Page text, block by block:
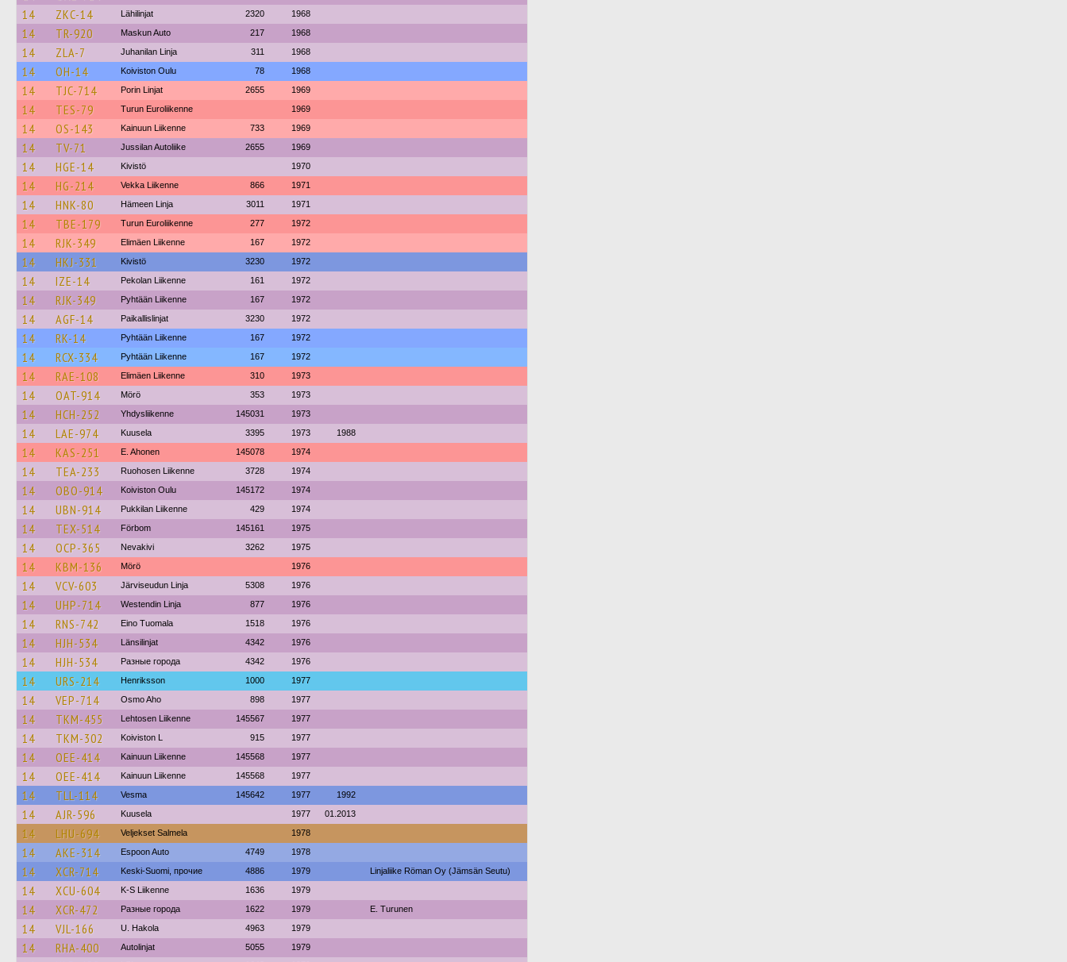
14 ZKC-14 Lähilinjat 2320 1968
14 TR-920 Maskun Auto 217 1968
14 ZLA-7 Juhanilan Linja 311 1968
14 OH-14 Koiviston Oulu 78 1968
14 TJC-714 Porin Linjat 2655 1969
14 TES-79 Turun Euroliikenne 1969
14 OS-143 Kainuun Liikenne 733 1969
14 TV-71 Jussilan Autoliike 2655 1969
14 HGE-14 Kivistö 1970
14 HG-214 Vekka Liikenne 866 1971
14 HNK-80 Hämeen Linja 3011 1971
14 TBE-179 Turun Euroliikenne 277 1972
14 RJK-349 Elimäen Liikenne 167 1972
14 HKJ-331 Kivistö 3230 1972
14 IZE-14 Pekolan Liikenne 161 1972
14 RJK-349 Pyhtään Liikenne 167 1972
14 AGF-14 Paikallislinjat 3230 1972
14 RK-14 Pyhtään Liikenne 167 1972
14 RCX-334 Pyhtään Liikenne 167 1972
14 RAE-108 Elimäen Liikenne 310 1973
14 OAT-914 Mörö 353 1973
14 HCH-252 Yhdysliikenne 145031 1973
14 LAE-974 Kuusela 3395 1973 1988
14 KAS-251 E. Ahonen 145078 1974
14 TEA-233 Ruohosen Liikenne 3728 1974
14 OBO-914 Koiviston Oulu 145172 1974
14 UBN-914 Pukkilan Liikenne 429 1974
14 TEX-514 Förbom 145161 1975
14 OCP-365 Nevakivi 3262 1975
14 KBM-136 Mörö 1976
14 VCV-603 Järviseudun Linja 5308 1976
14 UHP-714 Westendin Linja 877 1976
14 RNS-742 Eino Tuomala 1518 1976
14 HJH-534 Länsilinjat 4342 1976
14 HJH-534 Разные города 4342 1976
14 URS-214 Henriksson 1000 1977
14 VEP-714 Osmo Aho 898 1977
14 TKM-455 Lehtosen Liikenne 145567 1977
14 TKM-302 Koiviston L 915 1977
14 OEE-414 Kainuun Liikenne 145568 1977
14 OEE-414 Kainuun Liikenne 145568 1977
14 TLL-114 Vesma 145642 1977 1992
14 AJR-596 Kuusela 1977 01.2013
14 LHU-694 Veljekset Salmela 1978
14 AKE-314 Espoon Auto 4749 1978
14 XCR-714 Keski-Suomi, прочие 4886 1979 Linjaliike Röman Oy (Jämsän Seutu)
14 XCU-604 K-S Liikenne 1636 1979
14 XCR-472 Разные города 1622 1979 E. Turunen
14 VJL-166 U. Hakola 4963 1979
14 RHA-400 Autolinjat 5055 1979